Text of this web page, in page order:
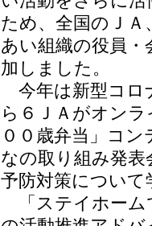
ため、全国のＪ
あい組織の役員・
加しました。
今年は新型コロ
ら６ＪＡがオン
００歳弁当」コ
なの取り組み発
予防対策について
「ステイホーム